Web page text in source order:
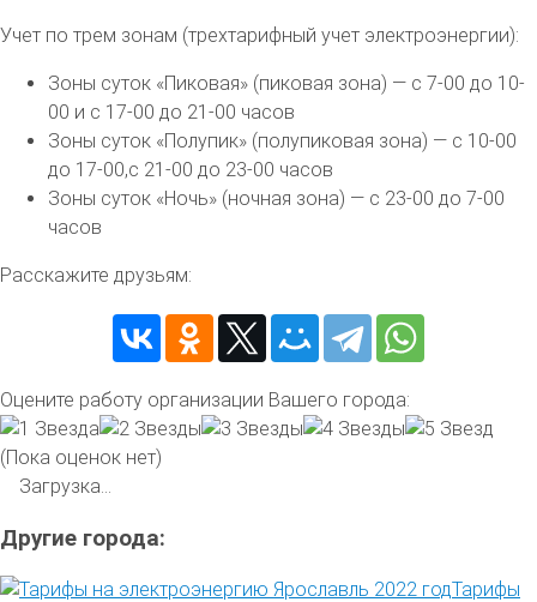
Учет по трем зонам (трехтарифный учет электроэнергии):
Зоны суток «Пиковая» (пиковая зона) — с 7-00 до 10-
00 и с 17-00 до 21-00 часов
Зоны суток «Полупик» (полупиковая зона) — с 10-00
до 17-00,с 21-00 до 23-00 часов
Зоны суток «Ночь» (ночная зона) — с 23-00 до 7-00
часов
Расскажите друзьям:
Оцените работу организации Вашего города:
(Пока оценок нет)
Загрузка...
Другие города:
Тарифы